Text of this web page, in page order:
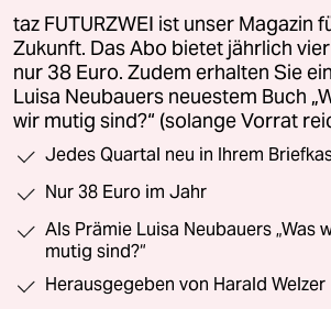
taz FUTURZWEI ist unser Magazin
Zukunft. Das Abo bietet jährlich
nur 38 Euro. Zudem erhalten Sie
Luisa Neubauers neuestem Buch
wir mutig sind?“ (solange Vorrat
Jedes Quartal neu in Ihrem
Nur 38 Euro im Jahr
Als Prämie Luisa Neubauers „Was
mutig sind?“
Herausgegeben von Harald Welzer